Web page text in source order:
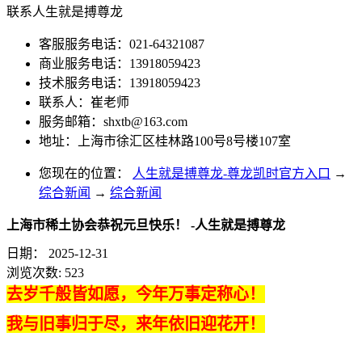
联系人生就是搏尊龙
客服服务电话：021-64321087
商业服务电话：13918059423
技术服务电话：13918059423
联系人：崔老师
服务邮箱： shxtb@163.com
地址：上海市徐汇区桂林路100号8号楼107室
您现在的位置： 人生就是搏尊龙-尊龙凯时官方入口 →
综合新闻 → 综合新闻
上海市稀土协会恭祝元旦快乐！ -人生就是搏尊龙
日期：
2025-12-31
浏览次数: 523
去岁千般皆如愿，今年万事定称心！
我与旧事归于尽，来年依旧迎花开！